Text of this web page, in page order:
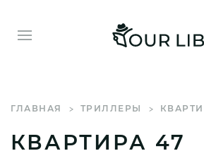
ГЛАВНАЯ ТРИЛЛЕРЫ
КВАРТИРА 47